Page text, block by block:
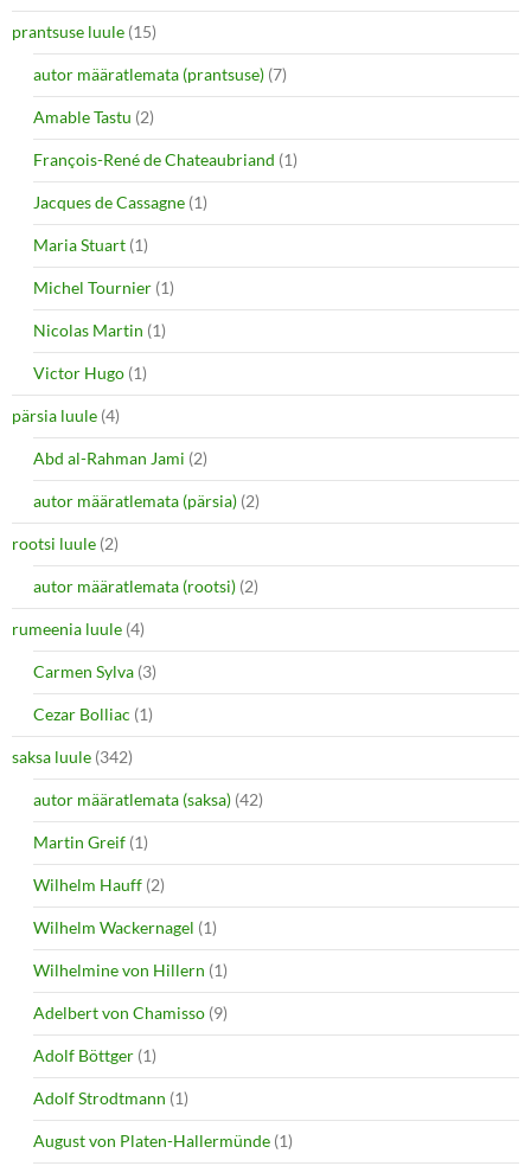
prantsuse luule (15)
autor määratlemata (prantsuse) (7)
Amable Tastu (2)
François-René de Chateaubriand (1)
Jacques de Cassagne (1)
Maria Stuart (1)
Michel Tournier (1)
Nicolas Martin (1)
Victor Hugo (1)
pärsia luule (4)
Abd al-Rahman Jami (2)
autor määratlemata (pärsia) (2)
rootsi luule (2)
autor määratlemata (rootsi) (2)
rumeenia luule (4)
Carmen Sylva (3)
Cezar Bolliac (1)
saksa luule (342)
autor määratlemata (saksa) (42)
Martin Greif (1)
Wilhelm Hauff (2)
Wilhelm Wackernagel (1)
Wilhelmine von Hillern (1)
Adelbert von Chamisso (9)
Adolf Böttger (1)
Adolf Strodtmann (1)
August von Platen-Hallermünde (1)